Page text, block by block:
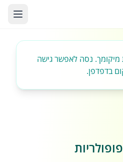
נסה לאפשר גישה
בדפדפן.